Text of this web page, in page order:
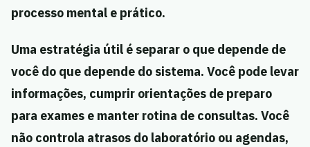
processo mental e prático.
Uma estratégia útil é separar o que depende de
você do que depende do sistema. Você pode levar
informações, cumprir orientações de preparo
para exames e manter rotina de consultas. Você
não controla atrasos do laboratório ou agendas,